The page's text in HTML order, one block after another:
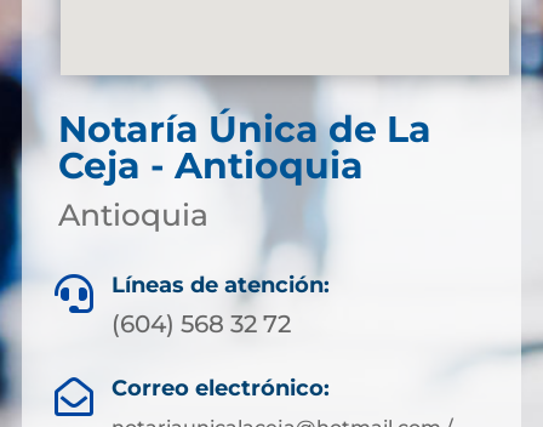
Notaría Única de La
Ceja - Antioquia
Antioquia
 Líneas de atención:
(604) 568 32 72
 Correo electrónico: